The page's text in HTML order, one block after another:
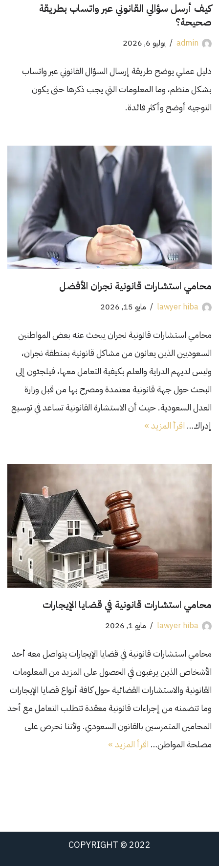
كيف أرسل سؤالي القانوني عبر واتساب بطريقة
صحيحة؟
admin يوليو 6, 2026
دليل عملي يوضح طريقة إرسال السؤال القانوني عبر واتساب
بشكل منظم، وما المعلومات التي يجب ذكرها حتى يكون
التوجيه أوضح وأكثر فائدة.
محامي استشارات قانونية نجران الأفضل
lawyer hiba مايو 15, 2026
محامي استشارات قانونية نجران يبحث عنه بعض المواطنين
السعوديين الذين يعانون من مشاكل قانونية بمنطقة نجران،
وليس لديهم الدراية والعلم بكيفية التعامل معها، فيلجئون إلى
البحث حول جهة قانونية معتمدة ومصرح بها من قبل وزارة
العدل السعودية. حيث أن الاستشارة القانونية تساعد في توسيع
إدراك… اقرأ المزيد »
محامي استشارات قانونية في قضايا الإيجارات
lawyer hiba مايو 1, 2026
محامي استشارات قانونية في قضايا الإيجارات يتواصل معه أحد
الأشخاص الذين يرغبون في الحصول على المزيد من المعلومات
القانونية والاستشارات القضائية حول كافة أنواع قضايا الإيجارات
وما تتضمنه من إجراءات قانونية معقدة تتطلب التعامل مع أحد
المحامين المتمرسين بالقانون السعودي. ولأننا نحرص على
مصلحة المواطن… اقرأ المزيد »
COPYRIGHT © 2022